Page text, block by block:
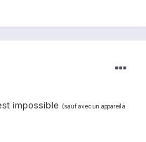
impossible (sauf avec un appareil à